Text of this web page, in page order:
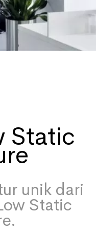
Static
unik dari
Static